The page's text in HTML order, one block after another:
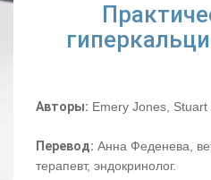
Авторы: Emery Jones, Stuart
Перевод: Анна Феденева,
терапевт, эндокринолог.